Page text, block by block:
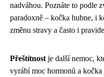
nadváhou. Poznáte to podle
paradoxně – kočka hubne, i
změnu stravy a často i
Přeštítnost je další nemoc,
vyrábí moc hormonů a kočka